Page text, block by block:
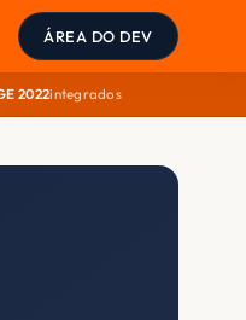
ÁREA DO DEV
2022integrados